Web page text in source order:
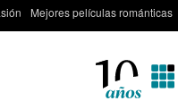
Mejores películas románticas